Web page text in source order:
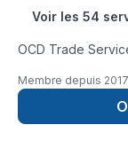
Voir les 54
OCD Trade
Membre depuis 2017